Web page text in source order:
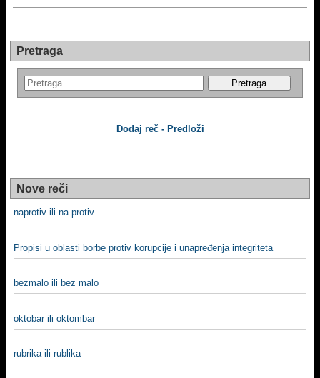
Pretraga
Dodaj reč - Predloži
Nove reči
naprotiv ili na protiv
Propisi u oblasti borbe protiv korupcije i unapređenja integriteta
bezmalo ili bez malo
oktobar ili oktombar
rubrika ili rublika